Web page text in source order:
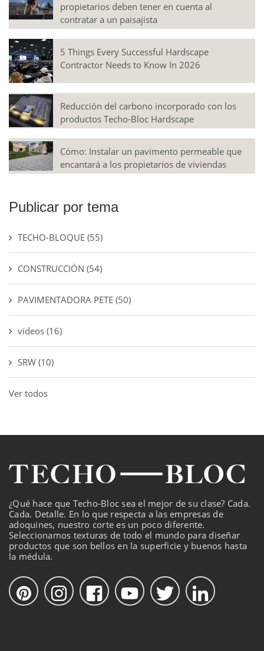
propietarios deben tener en cuenta al
contratar a un paisajista
5 Things Every Successful Hardscape
Contractor Needs to Know In 2026
Reducción del carbono incorporado con los
productos Techo-Bloc Hardscape
Cómo: Instalar un pavimento permeable que
encantará a los propietarios de viviendas
Publicar por tema
TECHO-BLOQUE (55)
CONSTRUCCIÓN (54)
PAVIMENTADORA PETE (50)
vídeos (16)
SRW (10)
Ver todos
¿Qué hace que Techo-Bloc sea el mejor de su clase? Cada.
Cada. Detalle. En lo que respecta a las empresas de
adoquines, nuestro corte es un poco diferente.
Seleccionamos texturas de todo el mundo para diseñar
productos que son bellos en la superficie y buenos hasta
la médula.